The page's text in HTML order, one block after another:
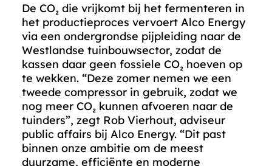
De CO₂ die vrijkomt bij het fermenteren in
het productieproces vervoert Alco Energy
via een ondergrondse pijpleiding naar de
Westlandse tuinbouwsector, zodat de
kassen daar geen fossiele CO₂ hoeven op
te wekken. “Deze zomer nemen we een
tweede compressor in gebruik, zodat we
nog meer CO₂ kunnen afvoeren naar de
tuinders”, zegt Rob Vierhout, adviseur
public affairs bij Alco Energy. “Dit past
binnen onze ambitie om de meest
duurzame, efficiënte en moderne